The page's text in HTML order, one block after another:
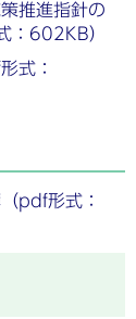
推進指針の
：602KB）
式：
pdf形式：